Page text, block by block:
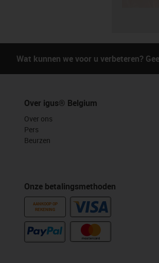
Wat kunnen we voor u verbeteren?
Over igus® Belgium
Over ons
Pers
Beurzen
Onze betalingsmethoden
AANKOOP OP
REKENING